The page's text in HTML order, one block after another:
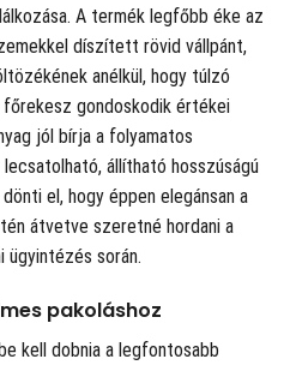
A termék legfőbb éke az
díszített rövid vállpánt,
anélkül, hogy túlzó
gondoskodik értékei
jól bírja a folyamatos
állítható hosszúságú
el, hogy éppen elegánsan a
átvetve szeretné hordani a
ügyintézés során.
pakoláshoz
kell dobnia a legfontosabb